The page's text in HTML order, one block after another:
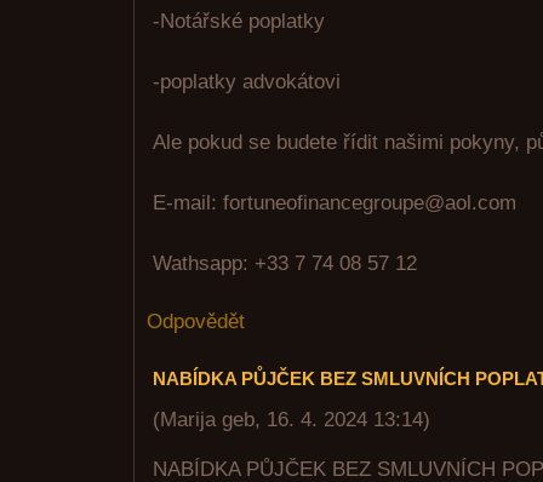
-Notářské poplatky
-poplatky advokátovi
Ale pokud se budete řídit našimi pokyny,
E-mail: fortuneofinancegroupe@aol.com
Wathsapp: +33 7 74 08 57 12
Odpovědět
NABÍDKA PŮJČEK BEZ SMLUVNÍCH
(Marija geb, 16. 4. 2024 13:14)
NABÍDKA PŮJČEK BEZ SMLUVNÍCH